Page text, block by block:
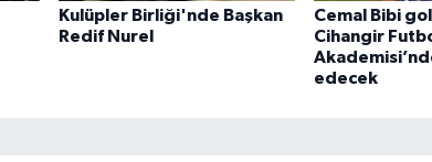
Kulüpler Birliği'nde Başkan
Redif Nurel
Cemal Bibi
Cihangir
edecek